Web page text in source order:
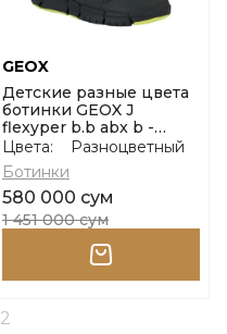
GEOX
Детские разные цвета
ботинки GEOX J
flexyper b.b abx b -
dbk+nyl размер 31
Цвета:
Разноцветный
Ботинки
580 000 сум
1 451 000 сум
2